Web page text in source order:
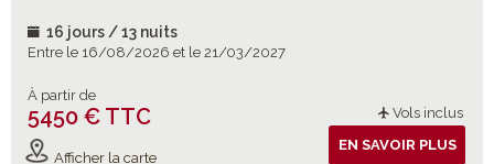
16 jours / 13 nuits
Entre le 16/08/2026 et le 21/03/2027
À partir de
5450 € TTC Vols inclus
Afficher la carte
EN SAVOIR PLUS